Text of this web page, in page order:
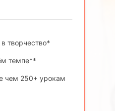
творчество*
темпе**
чем 250+ урокам